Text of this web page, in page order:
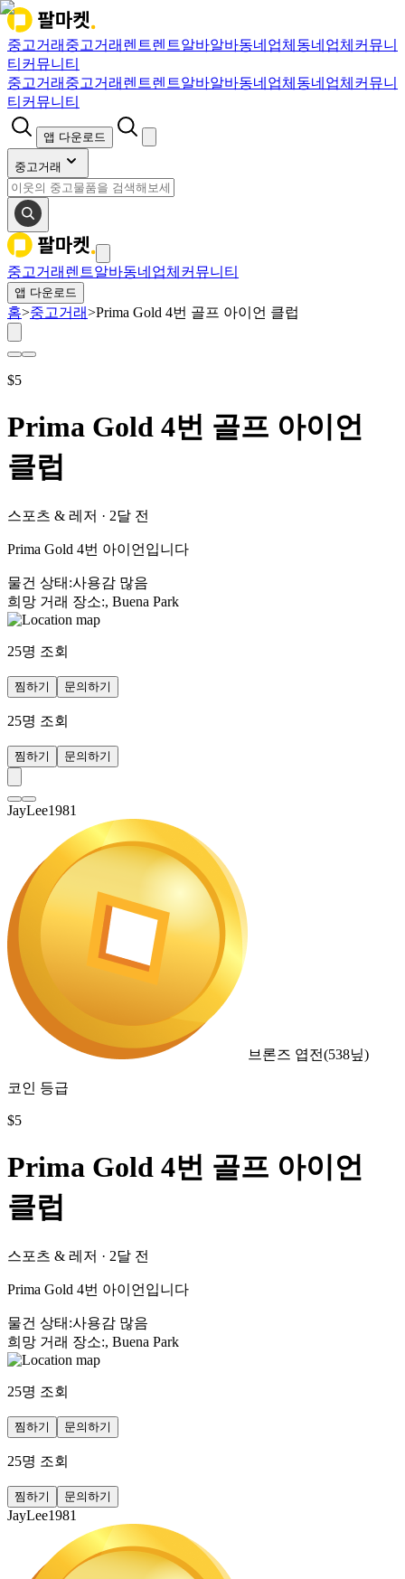
중고거래 중고거래 렌트렌트알바알바동네업체 동네업체 커뮤니
티 커뮤니티
중고거래 중고거래 렌트렌트알바알바동네업체 동네업체 커뮤니
티 커뮤니티
앱 다운로드
중고거래
중고거래 렌트알바동네업체 커뮤니티
앱 다운로드
홈>중고거래>Prima Gold 4번 골프 아이언 클럽
$5
Prima Gold 4번 골프 아이언
클럽
스포츠 & 레저 · 2달 전
Prima Gold 4번 아이언입니다
물건 상태 :사용감 많음
희망 거래 장소:, Buena Park
25명 조회
찜하기 문의하기
25명 조회
찜하기 문의하기
JayLee1981
브론즈 엽전(538닢)
코인 등급
$5
Prima Gold 4번 골프 아이언
클럽
스포츠 & 레저 · 2달 전
Prima Gold 4번 아이언입니다
물건 상태 :사용감 많음
희망 거래 장소:, Buena Park
25명 조회
찜하기 문의하기
25명 조회
찜하기 문의하기
JayLee1981